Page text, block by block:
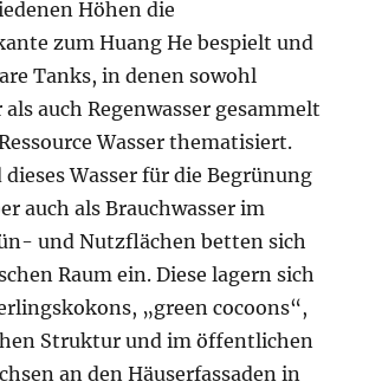
Höhen die
zum Huang He bespielt und
Tanks, in denen sowohl
als auch Regenwasser gesammelt
Wasser thematisiert.
Wasser für die Begrünung
auch als Brauchwasser im
und Nutzflächen betten sich
Raum ein. Diese lagern sich
„green cocoons“,
Struktur und im öffentlichen
an den Häuserfassaden in